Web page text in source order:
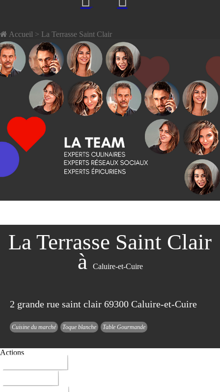
Accueil > La Terrasse Saint Clair
La Terrasse Saint Clair
à
Caluire-et-Cuire
2 grande rue saint clair 69300 Caluire-et-Cuire
Cuisine du marché Toque blanche Table Gourmande
Actions